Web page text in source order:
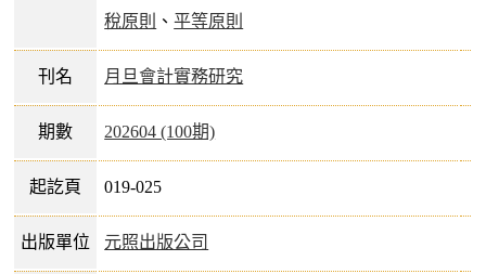
稅原則
、平等原則
刊名 月旦會計實務研究
期數 202604 (100期)
起訖頁 019-025
出版單位 元照出版公司